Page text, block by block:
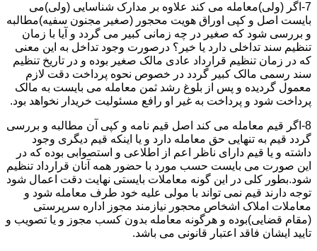
7-اگر (ولی)معامله می کند علاوه بر مدارک شناسایی (ولی)می
بایست اصل و کپی اوراق هویت محجور (صغیر مجنون سفیه)مطالبه
و بررسی شود که صغیر در چه زمانی کبیر می گردد و آیا با زمان
تنظیم سند تداخلی دارد یا خیر؟ درصورت وجود تداخل به این معنی
که در زمان تنظیم قرارداد عادی مالک صغیر بوده و در تاریخ تنظیم
سند رسمی مالک کبیر گردد در خصوص نحوه پرداخت دقت لازم
معمول گردیده و پس از بلوغ رشد ثمن معامله می بایست به مالک
پرداخت شود و پرداخت به غیر او رافع مسئولیت خریدار نخواهد بود.
8-اگر قیم معامله می کند اصل قیم نامه و کپی آن مطالبه و بررسی
گردد قیم به تنهایی حق معامله دارد و یا اینکه قیم دیگری وجود
داشته و یا قیم دارای ناظر اعم از اطلاعی و استصوابی بوده که در
این صورت می بایست حسب مورد با حضور همه آنان قرارداد تنظیم
شود.بطور کلی در این گونه معاملات بایستی نهایت دقت اعمال شود
توجه دارند قیم نمی تواند با مولی علیه خود طرف معامله شود و
معاملات املاک اشخاص محجور نیازمند مجوز اداره سرپرستی
(مقام قضایی)بوده و هرگونه معامله بدون کسب مجوز و یا تصویب و
تایید ایشان فاقد اعتبار قانونی می باشد.